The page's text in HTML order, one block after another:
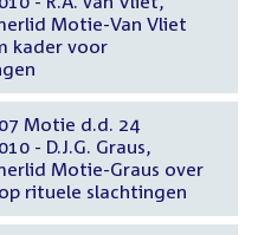
Motie-Van Vliet
kader voor
Motie d.d. 24
- D.J.G. Graus,
Motie-Graus over
rituele slachtingen